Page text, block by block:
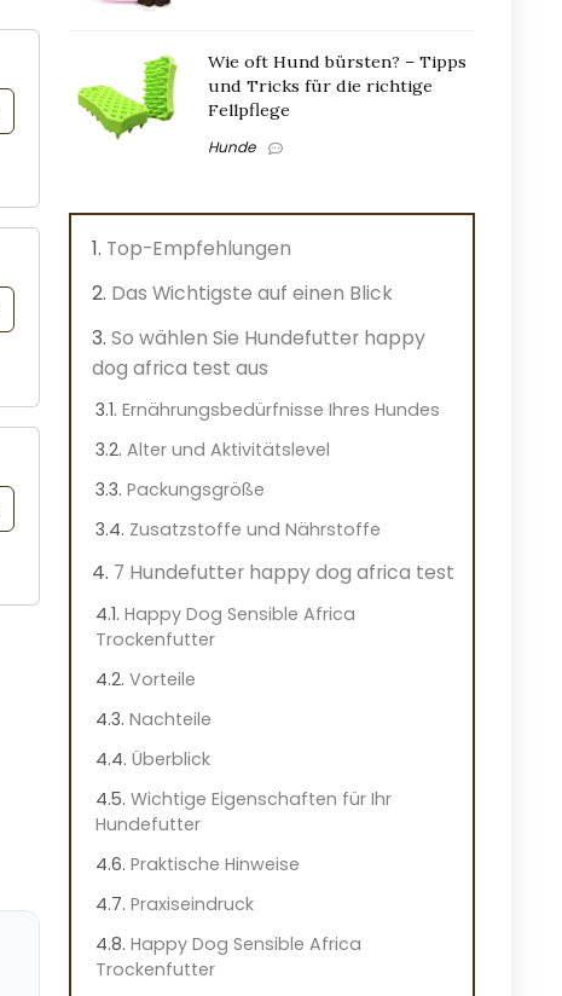
Wie oft Hund bürsten? – Tipps
und Tricks für die richtige
Fellpflege
Hunde
Top-Empfehlungen
Das Wichtigste auf einen Blick
So wählen Sie Hundefutter happy
dog africa test aus
Ernährungsbedürfnisse Ihres Hundes
Alter und Aktivitätslevel
Packungsgröße
Zusatzstoffe und Nährstoffe
7 Hundefutter happy dog africa test
Happy Dog Sensible Africa
Trockenfutter
Vorteile
Nachteile
Überblick
Wichtige Eigenschaften für Ihr
Hundefutter
Praktische Hinweise
Praxiseindruck
Happy Dog Sensible Africa
Trockenfutter